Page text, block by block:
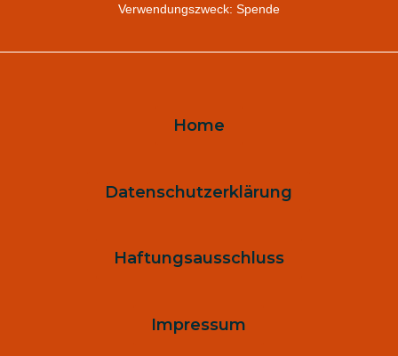
Verwendungszweck: Spende
Home
Datenschutzerklärung
Haftungsausschluss
Impressum